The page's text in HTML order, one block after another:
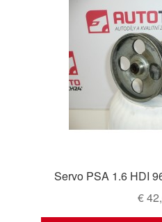
Servo PSA 1.6 HDI
€